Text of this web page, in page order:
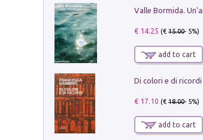
Valle Bormida.
€ 14.25 (€15.00- 5%)
add to cart
Di colori e di ricordi
€ 17.10 (€18.00- 5%)
add to cart